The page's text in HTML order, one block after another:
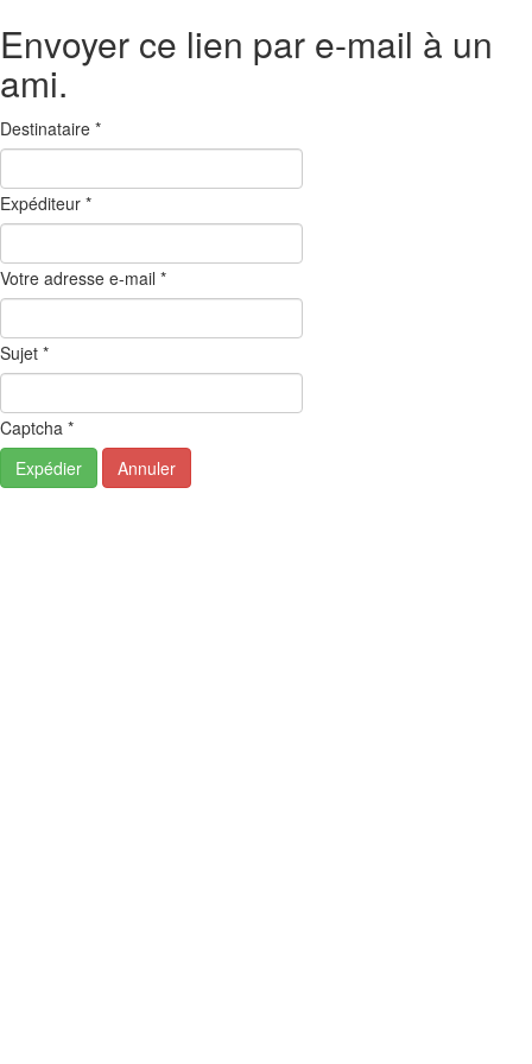
Envoyer ce lien par e-mail à un
ami.
Destinataire *
Expéditeur *
Votre adresse e-mail *
Sujet *
Captcha *
Expédier
Annuler